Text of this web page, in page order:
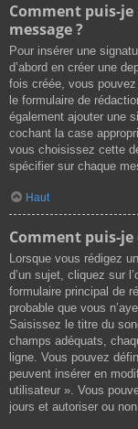
Comment puis-
message ?
Pour insérer une
d’abord en créer une
fois créée, vous
le formulaire de
également ajouter une
cochant la case
vous choisissez cette
spécifier sur chaque
Haut
Comment puis-je
Lorsque vous rédigez
d’un sujet, cliquez sur
formulaire principal de
probable que vous
Saisissez le titre du
champs adéquats,
ligne. Vous pouvez
peuvent insérer en
utilisateur ». Vous
jours et autoriser ou